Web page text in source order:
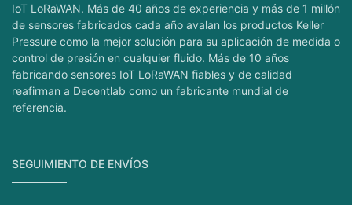
IoT LoRaWAN. Más de 40 años de experiencia y más de 1 millón
de sensores fabricados cada año avalan los productos Keller
Pressure como la mejor solución para su aplicación de medida o
control de presión en cualquier fluido. Más de 10 años
fabricando sensores IoT LoRaWAN fiables y de calidad
reafirman a Decentlab como un fabricante mundial de
referencia.
SEGUIMIENTO DE ENVÍOS